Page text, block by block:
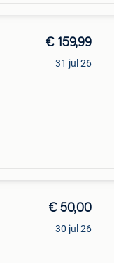
€ 159,99
31 jul 26
€ 50,00
30 jul 26